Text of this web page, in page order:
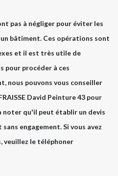
pas à négliger pour éviter les
bâtiment. Ces opérations sont
et il est très utile de
pour procéder à ces
nous pouvons vous conseiller
David Peinture 43 pour
noter qu'il peut établir un devis
engagement. Si vous avez
veuillez le téléphoner